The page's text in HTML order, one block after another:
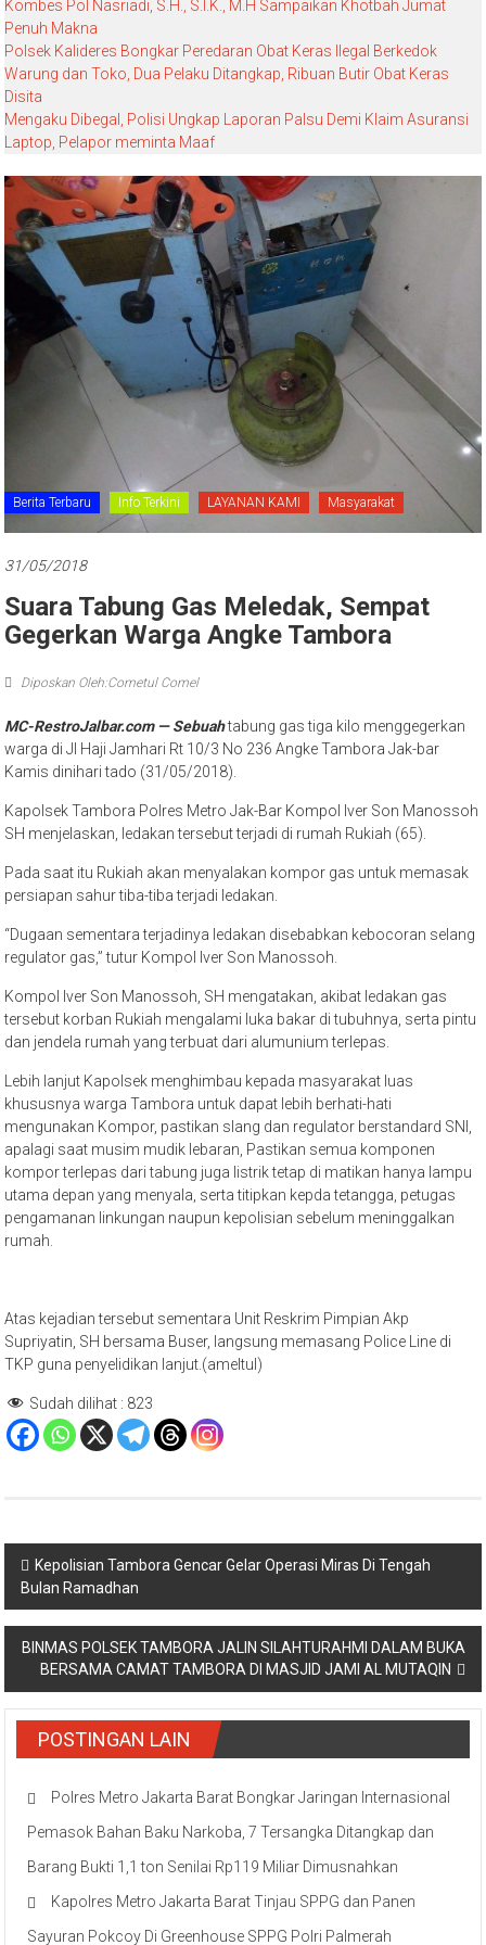
Kombes Pol Nasriadi, S.H., S.I.K., M.H Sampaikan Khotbah Jumat
Penuh Makna
Polsek Kalideres Bongkar Peredaran Obat Keras Ilegal Berkedok
Warung dan Toko, Dua Pelaku Ditangkap, Ribuan Butir Obat Keras
Disita
Mengaku Dibegal, Polisi Ungkap Laporan Palsu Demi Klaim Asuransi
Laptop, Pelapor meminta Maaf
Berita Terbaru Info Terkini LAYANAN KAMI Masyarakat
31/05/2018
Suara Tabung Gas Meledak, Sempat
Gegerkan Warga Angke Tambora
Diposkan Oleh:Cometul Comel
MC-RestroJalbar.com — Sebuahtabung gas tiga kilo menggegerkan
warga di Jl Haji Jamhari Rt 10/3 No 236 Angke Tambora Jak-bar
Kamis dinihari tado (31/05/2018).
Kapolsek Tambora Polres Metro Jak-Bar Kompol Iver Son Manossoh
SH menjelaskan, ledakan tersebut terjadi di rumah Rukiah (65).
Pada saat itu Rukiah akan menyalakan kompor gas untuk memasak
persiapan sahur tiba-tiba terjadi ledakan.
“Dugaan sementara terjadinya ledakan disebabkan kebocoran selang
regulator gas,” tutur Kompol Iver Son Manossoh.
Kompol Iver Son Manossoh, SH mengatakan, akibat ledakan gas
tersebut korban Rukiah mengalami luka bakar di tubuhnya, serta pintu
dan jendela rumah yang terbuat dari alumunium terlepas.
Lebih lanjut Kapolsek menghimbau kepada masyarakat luas
khususnya warga Tambora untuk dapat lebih berhati-hati
mengunakan Kompor, pastikan slang dan regulator berstandard SNI,
apalagi saat musim mudik lebaran, Pastikan semua komponen
kompor terlepas dari tabung juga listrik tetap di matikan hanya lampu
utama depan yang menyala, serta titipkan kepda tetangga, petugas
pengamanan linkungan naupun kepolisian sebelum meninggalkan
rumah.
Atas kejadian tersebut sementara Unit Reskrim Pimpian Akp
Supriyatin, SH bersama Buser, langsung memasang Police Line di
TKP guna penyelidikan lanjut.(ameltul)
Sudah dilihat : 823
Navigasi
pos
Kepolisian Tambora Gencar Gelar Operasi Miras Di Tengah
Bulan Ramadhan
BINMAS POLSEK TAMBORA JALIN SILAHTURAHMI DALAM BUKA
BERSAMA CAMAT TAMBORA DI MASJID JAMI AL MUTAQIN
POSTINGAN LAIN
Polres Metro Jakarta Barat Bongkar Jaringan Internasional
Pemasok Bahan Baku Narkoba, 7 Tersangka Ditangkap dan
Barang Bukti 1,1 ton Senilai Rp119 Miliar Dimusnahkan
Kapolres Metro Jakarta Barat Tinjau SPPG dan Panen
Sayuran Pokcoy Di Greenhouse SPPG Polri Palmerah